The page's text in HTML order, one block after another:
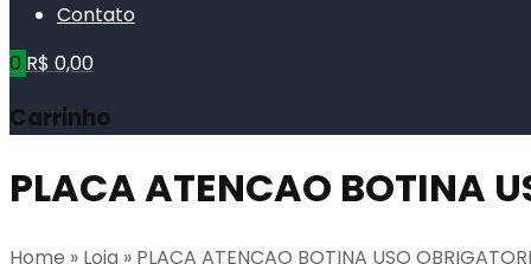
Contato
0 R$ 0,00
Carrinho
PLACA ATENCAO BOTINA
Home » Loja » PLACA ATENCAO BOTINA USO